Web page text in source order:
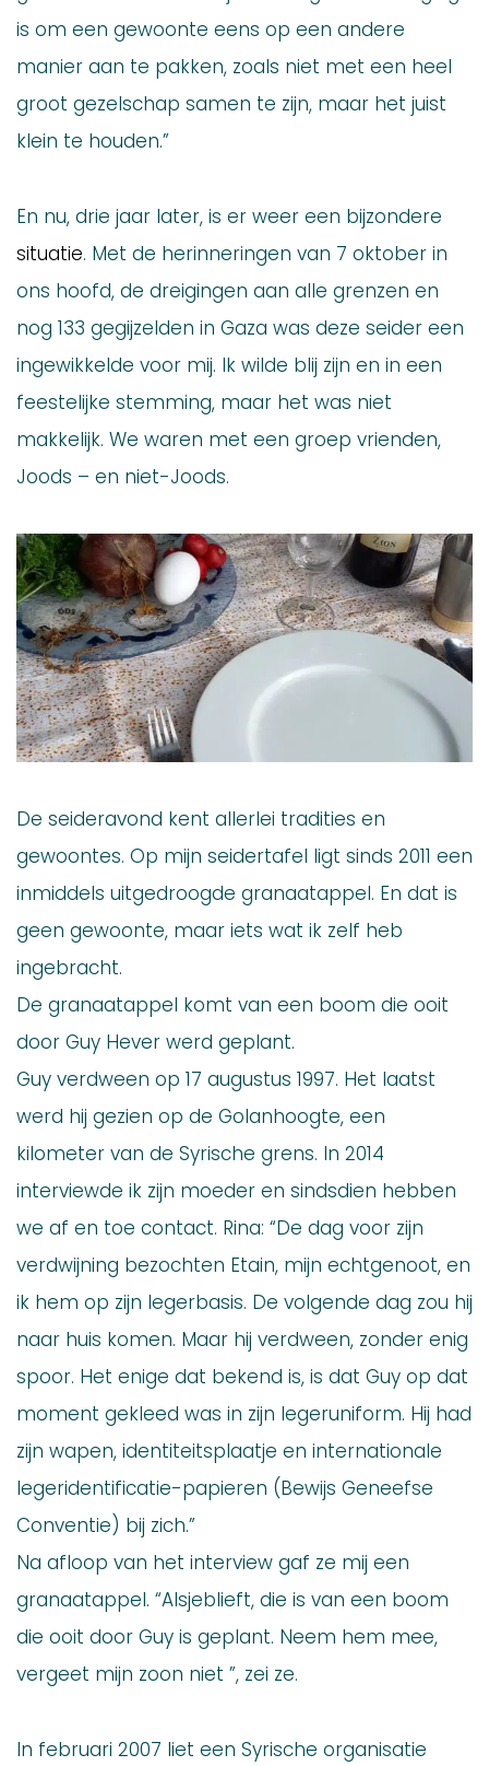
is om een gewoonte eens op een andere
manier aan te pakken, zoals niet met een heel
groot gezelschap samen te zijn, maar het juist
klein te houden.”
En nu, drie jaar later, is er weer een bijzondere
situatie. Met de herinneringen van 7 oktober in
ons hoofd, de dreigingen aan alle grenzen en
nog 133 gegijzelden in Gaza was deze seider een
ingewikkelde voor mij. Ik wilde blij zijn en in een
feestelijke stemming, maar het was niet
makkelijk. We waren met een groep vrienden,
Joods – en niet-Joods.
De seideravond kent allerlei tradities en
gewoontes. Op mijn seidertafel ligt sinds 2011 een
inmiddels uitgedroogde granaatappel. En dat is
geen gewoonte, maar iets wat ik zelf heb
ingebracht.
De granaatappel komt van een boom die ooit
door Guy Hever werd geplant.
Guy verdween op 17 augustus 1997. Het laatst
werd hij gezien op de Golanhoogte, een
kilometer van de Syrische grens. In 2014
interviewde ik zijn moeder en sindsdien hebben
we af en toe contact. Rina: “De dag voor zijn
verdwijning bezochten Etain, mijn echtgenoot, en
ik hem op zijn legerbasis. De volgende dag zou hij
naar huis komen. Maar hij verdween, zonder enig
spoor. Het enige dat bekend is, is dat Guy op dat
moment gekleed was in zijn legeruniform. Hij had
zijn wapen, identiteitsplaatje en internationale
legeridentificatie-papieren (Bewijs Geneefse
Conventie) bij zich.”
Na afloop van het interview gaf ze mij een
granaatappel. “Alsjeblieft, die is van een boom
die ooit door Guy is geplant. Neem hem mee,
vergeet mijn zoon niet ”, zei ze.
In februari 2007 liet een Syrische organisatie